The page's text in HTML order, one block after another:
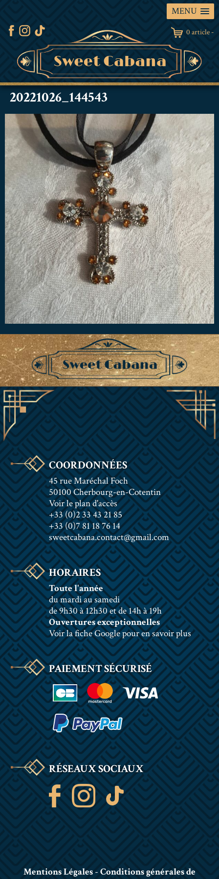
MENU
0 article -
20221026_144543
COORDONNÉES
45 rue Maréchal Foch
50100 Cherbourg-en-Cotentin
Voir le plan d'accès
+33 (0)2 33 43 21 85
+33 (0)7 81 18 76 14
sweetcabana.contact@gmail.com
HORAIRES
Toute l'année
du mardi au samedi
de 9h30 à 12h30 et de 14h à 19h
Ouvertures exceptionnelles
Voir la fiche Google pour en savoir plus
PAIEMENT SÉCURISÉ
RÉSEAUX SOCIAUX
Mentions Légales - Conditions générales de